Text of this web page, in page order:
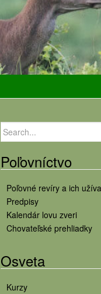
Search
for:
Poľovníctvo
Poľovné revíry a ich
Predpisy
Kalendár lovu zveri
Chovateľské prehliadky
Osveta
Kurzy